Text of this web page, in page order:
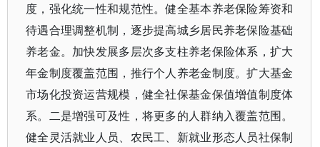
度，强化统一性和规范性。健全基本养老保险筹资和
待遇合理调整机制，逐步提高城乡居民养老保险基础
养老金。加快发展多层次多支柱养老保险体系，扩大
年金制度覆盖范围，推行个人养老金制度。扩大基金
市场化投资运营规模，健全社保基金保值增值制度体
系。二是增强可及性，将更多的人群纳入覆盖范围。
健全灵活就业人员、农民工、新就业形态人员社保制